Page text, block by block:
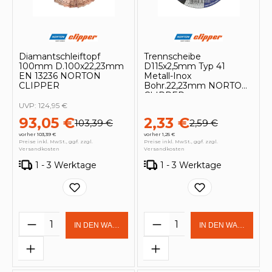
Diamantschleiftopf
100mm D.100x22,23mm
EN 13236 NORTON
CLIPPER
93,05 €103,39 €
vorher 103,39 €
UVP: 124,95 €
Preise inkl. MwSt., ggf. zzgl.
Versandkosten
1 - 3 Werktage
Produkt Anzahl: Gib den
IN DEN WARENKORB
Trennscheibe
D115x2,5mm Typ 41
Metall-Inox
Bohr.22,23mm NORTON
CLIPPER
2,33 €2,59 €
vorher 1,25 €
Preise inkl. MwSt., ggf. zzgl.
Versandkosten
1 - 3 Werktage
Produkt Anzahl:
IN DEN